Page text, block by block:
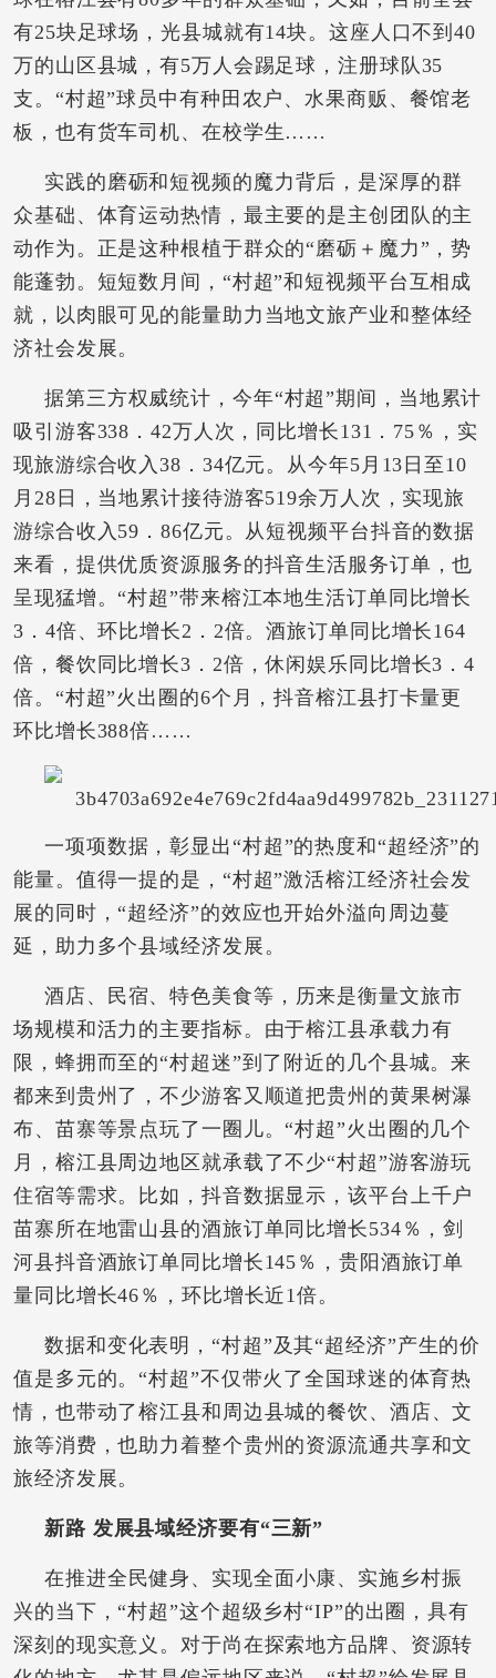
有25块足球场，光县城就有14块。这座人口不到40
万的山区县城，有5万人会踢足球，注册球队35
支。“村超”球员中有种田农户、水果商贩、餐馆老
板，也有货车司机、在校学生……
实践的磨砺和短视频的魔力背后，是深厚的群
众基础、体育运动热情，最主要的是主创团队的主
动作为。正是这种根植于群众的“磨砺＋魔力”，势
能蓬勃。短短数月间，“村超”和短视频平台互相成
就，以肉眼可见的能量助力当地文旅产业和整体经
济社会发展。
据第三方权威统计，今年“村超”期间，当地累计
吸引游客338．42万人次，同比增长131．75％，实
现旅游综合收入38．34亿元。从今年5月13日至10
月28日，当地累计接待游客519余万人次，实现旅
游综合收入59．86亿元。从短视频平台抖音的数据
来看，提供优质资源服务的抖音生活服务订单，也
呈现猛增。“村超”带来榕江本地生活订单同比增长
3．4倍、环比增长2．2倍。酒旅订单同比增长164
倍，餐饮同比增长3．2倍，休闲娱乐同比增长3．4
倍。“村超”火出圈的6个月，抖音榕江县打卡量更
环比增长388倍……
一项项数据，彰显出“村超”的热度和“超经济”的
能量。值得一提的是，“村超”激活榕江经济社会发
展的同时，“超经济”的效应也开始外溢向周边蔓
延，助力多个县域经济发展。
酒店、民宿、特色美食等，历来是衡量文旅市
场规模和活力的主要指标。由于榕江县承载力有
限，蜂拥而至的“村超迷”到了附近的几个县城。来
都来到贵州了，不少游客又顺道把贵州的黄果树瀑
布、苗寨等景点玩了一圈儿。“村超”火出圈的几个
月，榕江县周边地区就承载了不少“村超”游客游玩
住宿等需求。比如，抖音数据显示，该平台上千户
苗寨所在地雷山县的酒旅订单同比增长534％，剑
河县抖音酒旅订单同比增长145％，贵阳酒旅订单
量同比增长46％，环比增长近1倍。
数据和变化表明，“村超”及其“超经济”产生的价
值是多元的。“村超”不仅带火了全国球迷的体育热
情，也带动了榕江县和周边县城的餐饮、酒店、文
旅等消费，也助力着整个贵州的资源流通共享和文
旅经济发展。
新路 发展县域经济要有“三新”
在推进全民健身、实现全面小康、实施乡村振
兴的当下，“村超”这个超级乡村“IP”的出圈，具有
深刻的现实意义。对于尚在探索地方品牌、资源转